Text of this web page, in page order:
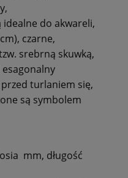
idealne do akwareli,
czarne,
srebrną skuwką,
turlaniem się,
są symbolem
mm, długość